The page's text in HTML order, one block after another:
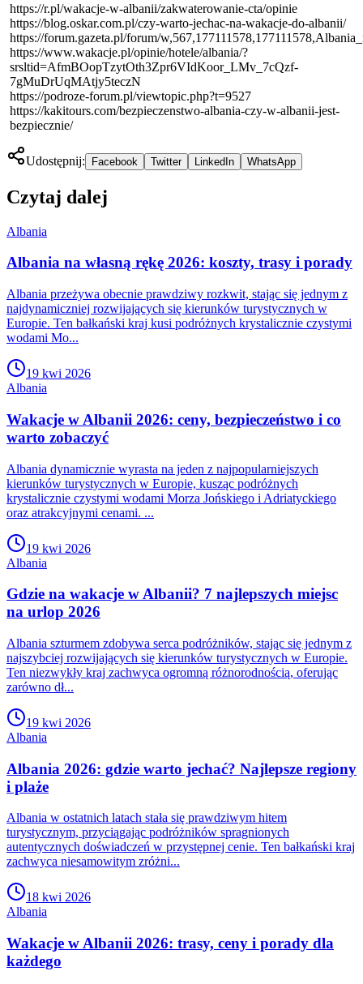
https://r.pl/wakacje-w-albanii/zakwaterowanie-cta/opinie
https://blog.oskar.com.pl/czy-warto-jechac-na-wakacje-do-albanii/
https://forum.gazeta.pl/forum/
https://www.wakacje.pl/opinie/hotele/albania/?
srsltid=AfmBOopTzytOth3Zpr6VIdKoor_LMv_7cQzf-
7gMuDrUqMAtjy5teczN
https://podroze-forum.pl/viewtopic.php?t=9527
https://kakitours.com/bezpieczenstwo-albania-czy-w-albanii-jest-
bezpiecznie/
Udostępnij: Facebook Twitter LinkedIn WhatsApp
Czytaj dalej
Albania
Albania na własną rękę 2026: koszty, trasy i porady
Albania przeżywa obecnie prawdziwy rozkwit, stając się jednym z
najdynamiczniej rozwijających się kierunków turystycznych w
Europie. Ten bałkański kraj kusi podróżnych krystalicznie czystymi
wodami Mo...
19 kwi 2026
Albania
Wakacje w Albanii 2026: ceny, bezpieczeństwo i co
warto zobaczyć
Albania dynamicznie wyrasta na jeden z najpopularniejszych
kierunków turystycznych w Europie, kusząc podróżnych
krystalicznie czystymi wodami Morza Jońskiego i Adriatyckiego
oraz atrakcyjnymi cenami. ...
19 kwi 2026
Albania
Gdzie na wakacje w Albanii? 7 najlepszych miejsc
na urlop 2026
Albania szturmem zdobywa serca podróżników, stając się jednym z
najszybciej rozwijających się kierunków turystycznych w Europie.
Ten niezwykły kraj zachwyca ogromną różnorodnością, oferując
zarówno dł...
19 kwi 2026
Albania
Albania 2026: gdzie warto jechać? Najlepsze regiony
i plaże
Albania w ostatnich latach stała się prawdziwym hitem
turystycznym, przyciągając podróżników spragnionych
autentycznych doświadczeń w przystępnej cenie. Ten bałkański kraj
zachwyca niesamowitym zróżni...
18 kwi 2026
Albania
Wakacje w Albanii 2026: trasy, ceny i porady dla
każdego